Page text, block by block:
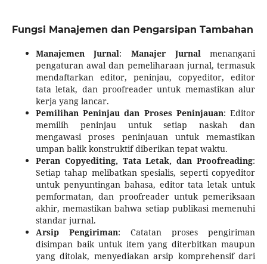
Fungsi Manajemen dan Pengarsipan Tambahan
Manajemen Jurnal: Manajer Jurnalmenangani
pengaturan awal dan pemeliharaan jurnal, termasuk
mendaftarkan editor, peninjau, copyeditor, editor
tata letak, dan proofreader untuk memastikan alur
kerja yang lancar.
Pemilihan Peninjau dan Proses Peninjauan: Editor
memilih peninjau untuk setiap naskah dan
mengawasi proses peninjauan untuk memastikan
umpan balik konstruktif diberikan tepat waktu.
Peran Copyediting, Tata Letak, dan Proofreading:
Setiap tahap melibatkan spesialis, seperti copyeditor
untuk penyuntingan bahasa, editor tata letak untuk
pemformatan, dan proofreader untuk pemeriksaan
akhir, memastikan bahwa setiap publikasi memenuhi
standar jurnal.
Arsip Pengiriman: Catatan proses pengiriman
disimpan baik untuk item yang diterbitkan maupun
yang ditolak, menyediakan arsip komprehensif dari